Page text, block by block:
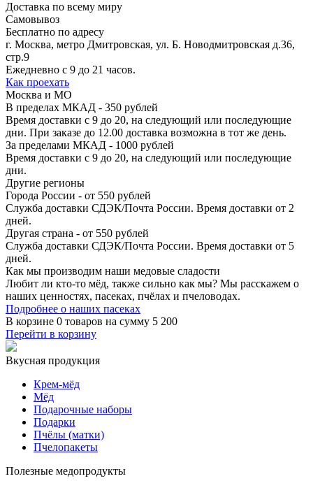
Доставка по всему миру
Самовывоз
Бесплатно по адресу
г. Москва, метро Дмитровская, ул. Б. Новодмитровская д.36,
стр.9
Ежедневно с 9 до 21 часов.
Как проехать
Москва и МО
В пределах МКАД - 350 рублей
Время доставки с 9 до 20, на следующий или последующие
дни. При заказе до 12.00 доставка возможна в тот же день.
За пределами МКАД - 1000 рублей
Время доставки с 9 до 20, на следующий или последующие
дни.
Другие регионы
Города России - от 550 рублей
Служба доставки СДЭК/Почта России. Время доставки от 2
дней.
Другая страна - от 550 рублей
Служба доставки СДЭК/Почта России. Время доставки от 5
дней.
Как мы производим наши медовые сладости
Любит ли кто-то мёд, также сильно как мы? Мы расскажем о
наших ценностях, пасеках, пчёлах и пчеловодах.
Подробнее о наших пасеках
В корзине 0 товаров на сумму 5 200
Перейти в корзину
Вкусная продукция
Крем-мёд
Мёд
Подарочные наборы
Подарки
Пчёлы (матки)
Пчелопакеты
Полезные медопродукты